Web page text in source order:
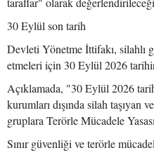
30 Eylül son tarih
Devleti Yönetme İttifakı, silahlı
etmeleri için 30 Eylül 2026
Açıklamada, "30 Eylül 2026
kurumları dışında silah taşıyan
gruplara Terörle Mücadele
Sınır güvenliği ve terörle